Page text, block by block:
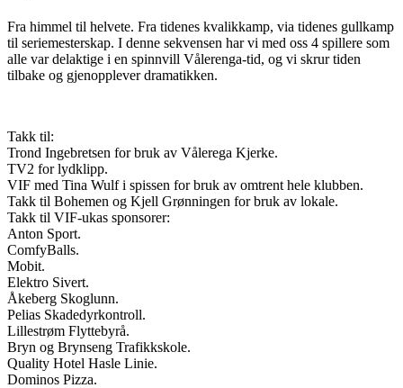
Fra himmel til helvete. Fra tidenes kvalikkamp, via tidenes gullkamp
til seriemesterskap. I denne sekvensen har vi med oss 4 spillere som
alle var delaktige i en spinnvill Vålerenga-tid, og vi skrur tiden
tilbake og gjenopplever dramatikken.
Takk til:
Trond Ingebretsen for bruk av Vålerega Kjerke.
TV2 for lydklipp.
VIF med Tina Wulf i spissen for bruk av omtrent hele klubben.
Takk til Bohemen og Kjell Grønningen for bruk av lokale.
Takk til VIF-ukas sponsorer:
Anton Sport.
ComfyBalls.
Mobit.
Elektro Sivert.
Åkeberg Skoglunn.
Pelias Skadedyrkontroll.
Lillestrøm Flyttebyrå.
Bryn og Brynseng Trafikkskole.
Quality Hotel Hasle Linie.
Dominos Pizza.